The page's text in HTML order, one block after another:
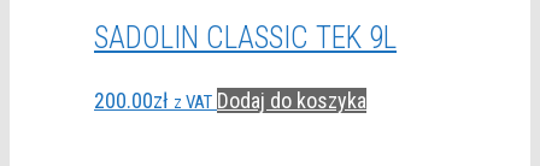
SADOLIN CLASSIC TEK 9L
200.00zł z VAT Dodaj do koszyka